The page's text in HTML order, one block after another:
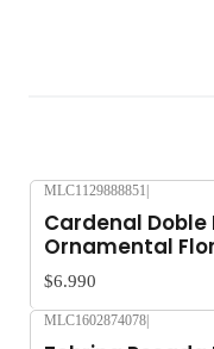
MLC1129888851
Cardenal
Ornamental Flor
$6.990
MLC1602874078